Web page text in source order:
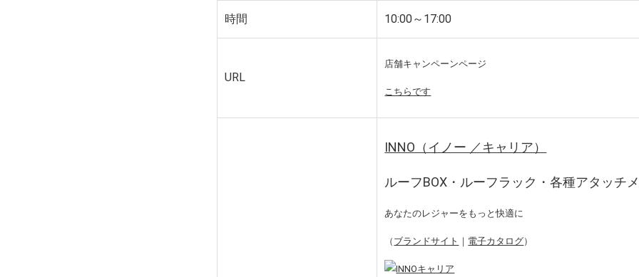
時間 10:00～17:00
URL
店舗キャンペーンページ
こちらです
INNO（イノー ／キャリア）
ルーフBOX・ルーフラック・各種アタッチ
あなたのレジャーをもっと快適に
（ ブランドサイト ｜ 電子カタログ）